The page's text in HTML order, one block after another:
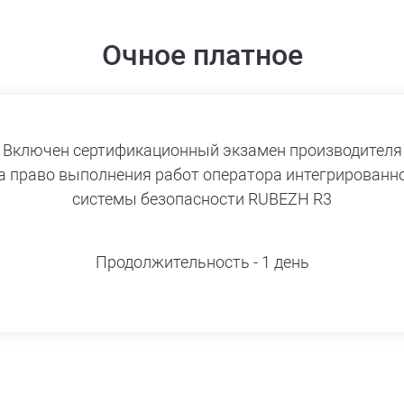
Очное платное
Включен сертификационный экзамен производителя
право выполнения работ оператора
системы безопасности RUBEZH R3
Продолжительность - 1 день